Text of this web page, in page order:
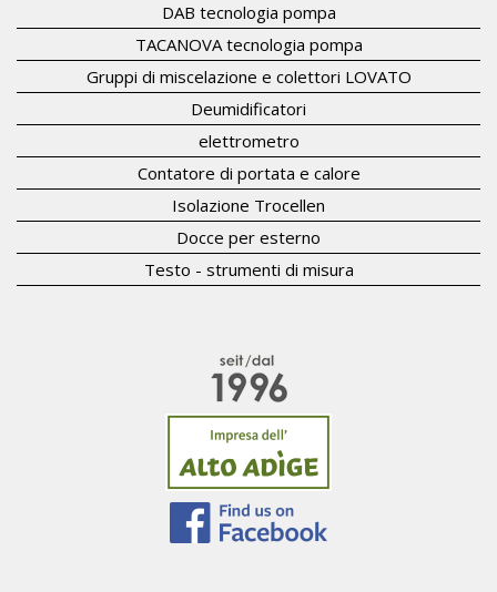
DAB tecnologia pompa
TACANOVA tecnologia pompa
Gruppi di miscelazione e colettori LOVATO
Deumidificatori
elettrometro
Contatore di portata e calore
Isolazione Trocellen
Docce per esterno
Testo - strumenti di misura